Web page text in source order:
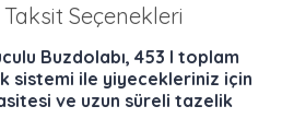
Taksit Seçenekleri
Buzdolabı, 453 l toplam
sistemi ile yiyecekleriniz için
ve uzun süreli tazelik